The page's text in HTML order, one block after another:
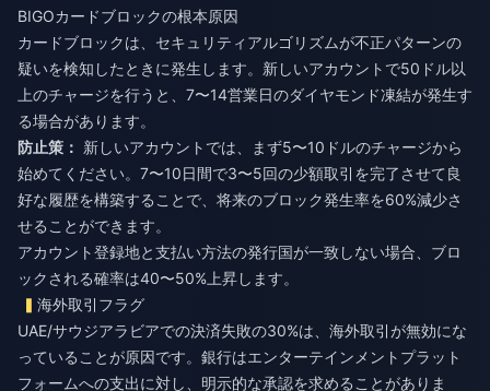
BIGOカードブロックの根本原因
カードブロックは、セキュリティアルゴリズムが不正パターンの
疑いを検知したときに発生します。新しいアカウントで50ドル以
上のチャージを行うと、7〜14営業日のダイヤモンド凍結が発生す
る場合があります。
防止策： 新しいアカウントでは、まず5〜10ドルのチャージから
始めてください。7〜10日間で3〜5回の少額取引を完了させて良
好な履歴を構築することで、将来のブロック発生率を60%減少さ
せることができます。
アカウント登録地と支払い方法の発行国が一致しない場合、ブロ
ックされる確率は40〜50%上昇します。
海外取引フラグ
UAE/サウジアラビアでの決済失敗の30%は、海外取引が無効にな
っていることが原因です。銀行はエンターテインメントプラット
フォームへの支出に対し、明示的な承認を求めることがありま